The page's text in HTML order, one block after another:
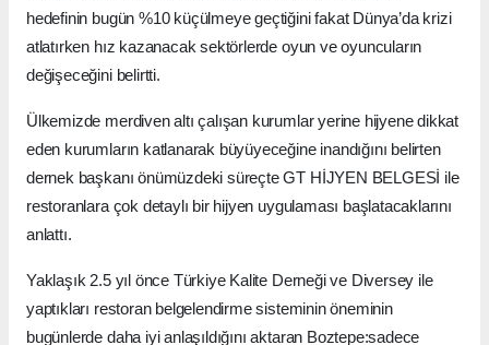
hedefinin bugün %10 küçülmeye geçtiğini fakat Dünya’da krizi
atlatırken hız kazanacak sektörlerde oyun ve oyuncuların
değişeceğini belirtti.
Ülkemizde merdiven altı çalışan kurumlar yerine hijyene dikkat
eden kurumların katlanarak büyüyeceğine inandığını belirten
dernek başkanı önümüzdeki süreçte GT HİJYEN BELGESİ ile
restoranlara çok detaylı bir hijyen uygulaması başlatacaklarını
anlattı.
Yaklaşık 2.5 yıl önce Türkiye Kalite Derneği ve Diversey ile
yaptıkları restoran belgelendirme sisteminin öneminin
bugünlerde daha iyi anlaşıldığını aktaran Boztepe:sadece